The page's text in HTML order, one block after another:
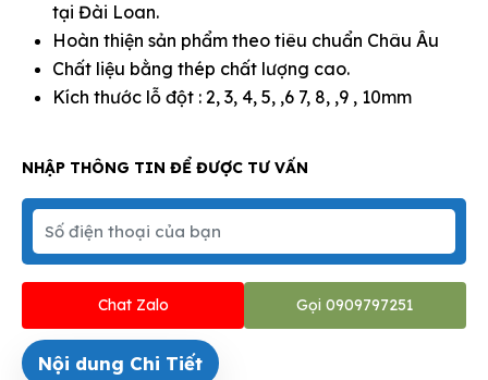
tại Đài Loan.
Hoàn thiện sản phẩm theo tiêu chuẩn Châu Âu
Chất liệu bằng thép chất lượng cao.
Kích thước lỗ đột : 2, 3, 4, 5, ,6 7, 8, ,9 , 10mm
NHẬP THÔNG TIN ĐỂ ĐƯỢC TƯ VẤN
Chat Zalo Gọi 0909797251
Nội dung Chi Tiết